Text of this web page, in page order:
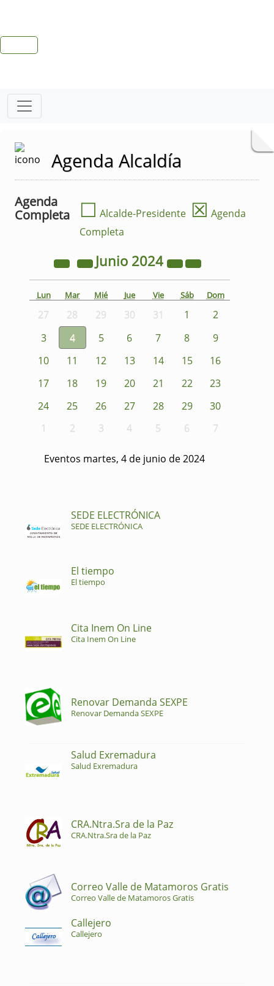
Agenda Alcaldía
Agenda
Completa
☐ Alcalde-Presidente ☒ Agenda
Completa
Junio 2024
Lun Mar Mié Jue Vie Sáb Dom
27 28 29 30 31 1
2
3
4 5 6 7 8
9
10
11 12 13 14 15
16
17
18 19 20 21 22
23
24
25 26 27 28 29
30
1
2 3 4 5 6 7
Eventos martes, 4 de junio de 2024
SEDE ELECTRÓNICA
SEDE ELECTRÓNICA
El tiempo
El tiempo
Cita Inem On Line
Cita Inem On Line
Renovar Demanda SEXPE
Renovar Demanda SEXPE
Salud Exremadura
Salud Exremadura
CRA.Ntra.Sra de la Paz
CRA.Ntra.Sra de la Paz
Correo Valle de Matamoros Gratis
Correo Valle de Matamoros Gratis
Callejero
Callejero